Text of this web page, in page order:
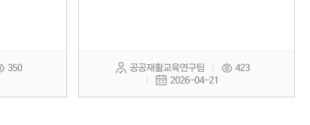
350 공공재활교육연구팀
423
2026-04-21